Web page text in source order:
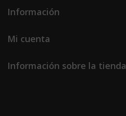
Información
Mi cuenta
Información sobre la tienda